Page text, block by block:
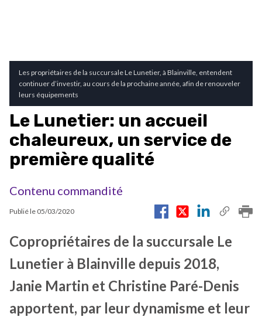
Les propriétaires de la succursale Le Lunetier, à Blainville, entendent
continuer d’investir, au cours de la prochaine année, afin de renouveler
leurs équipements
Le Lunetier: un accueil
chaleureux, un service de
première qualité
Contenu commandité
Publié le 05/03/2020
Copropriétaires de la succursale Le
Lunetier à Blainville depuis 2018,
Janie Martin et Christine Paré-Denis
apportent, par leur dynamisme et leur